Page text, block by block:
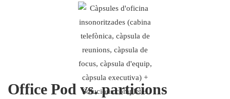
Office Pod vs. particions